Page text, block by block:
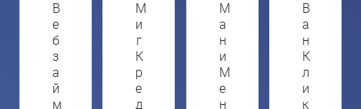
В
е
б
з
а
й
м
М
и
г
К
р
е
д
М
а
н
и
М
е
н
В
а
н
К
л
и
к